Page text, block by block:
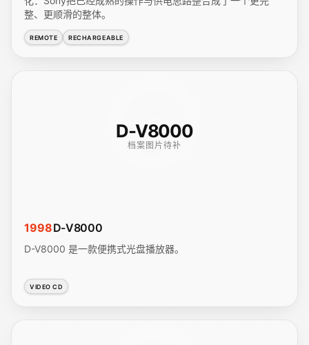
整、更顺滑的整体。
REMOTE RECHARGEABLE
D-V8000
档案图片待补
1998D-V8000
D-V8000 是一款便携式光盘播放器。
VIDEO CD